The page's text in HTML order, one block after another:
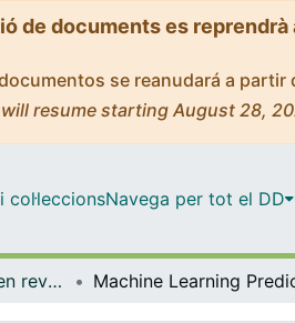
de documents es
se reanudará a
resume starting August 28,
Navega per tot el DD
Articles publicats en revistes (Medicina)